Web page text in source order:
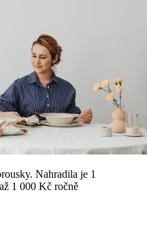
Nahradila je 1
1 000 Kč ročně